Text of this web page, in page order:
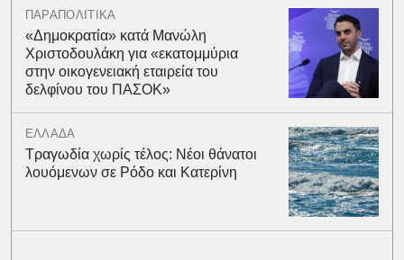
ΠΑΡΑΠΟΛΙΤΙΚΑ
«Δημοκρατία» κατά Μανώλη
Χριστοδουλάκη για «εκατομμύρια
στην οικογενειακή εταιρεία του
δελφίνου του ΠΑΣΟΚ»
ΕΛΛΑΔΑ
Τραγωδία χωρίς τέλος: Νέοι θάνατοι
λουόμενων σε Ρόδο και Κατερίνη